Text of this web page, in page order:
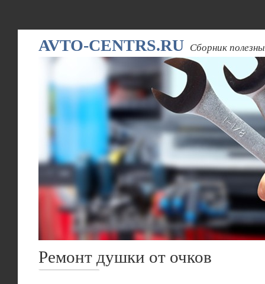
AVTO-CENTRS.RU Сборник
Ремонт душки от очков